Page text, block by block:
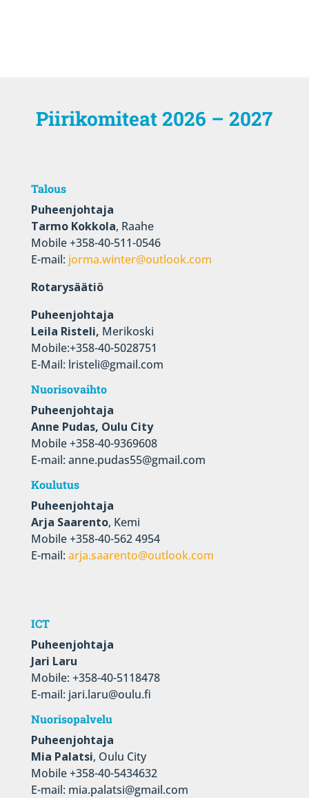
Piirikomiteat 2026 – 2027
Talous
Puheenjohtaja
Tarmo Kokkola, Raahe
Mobile +358-40-511-0546
E-mail: jorma.winter@outlook.com
Rotarysäätiö
Puheenjohtaja
Leila Risteli, Merikoski
Mobile:+358-40-5028751
E-Mail: lristeli@gmail.com
Nuorisovaihto
Puheenjohtaja
Anne Pudas, Oulu City
Mobile +358-40-9369608
E-mail: anne.pudas55@gmail.com
Koulutus
Puheenjohtaja
Arja Saarento, Kemi
Mobile +358-40-562 4954
E-mail: arja.saarento@outlook.com
ICT
Puheenjohtaja
Jari Laru
Mobile: +358-40-5118478
E-mail: jari.laru@oulu.fi
Nuorisopalvelu
Puheenjohtaja
Mia Palatsi, Oulu City
Mobile +358-40-5434632
E-mail: mia.palatsi@gmail.com